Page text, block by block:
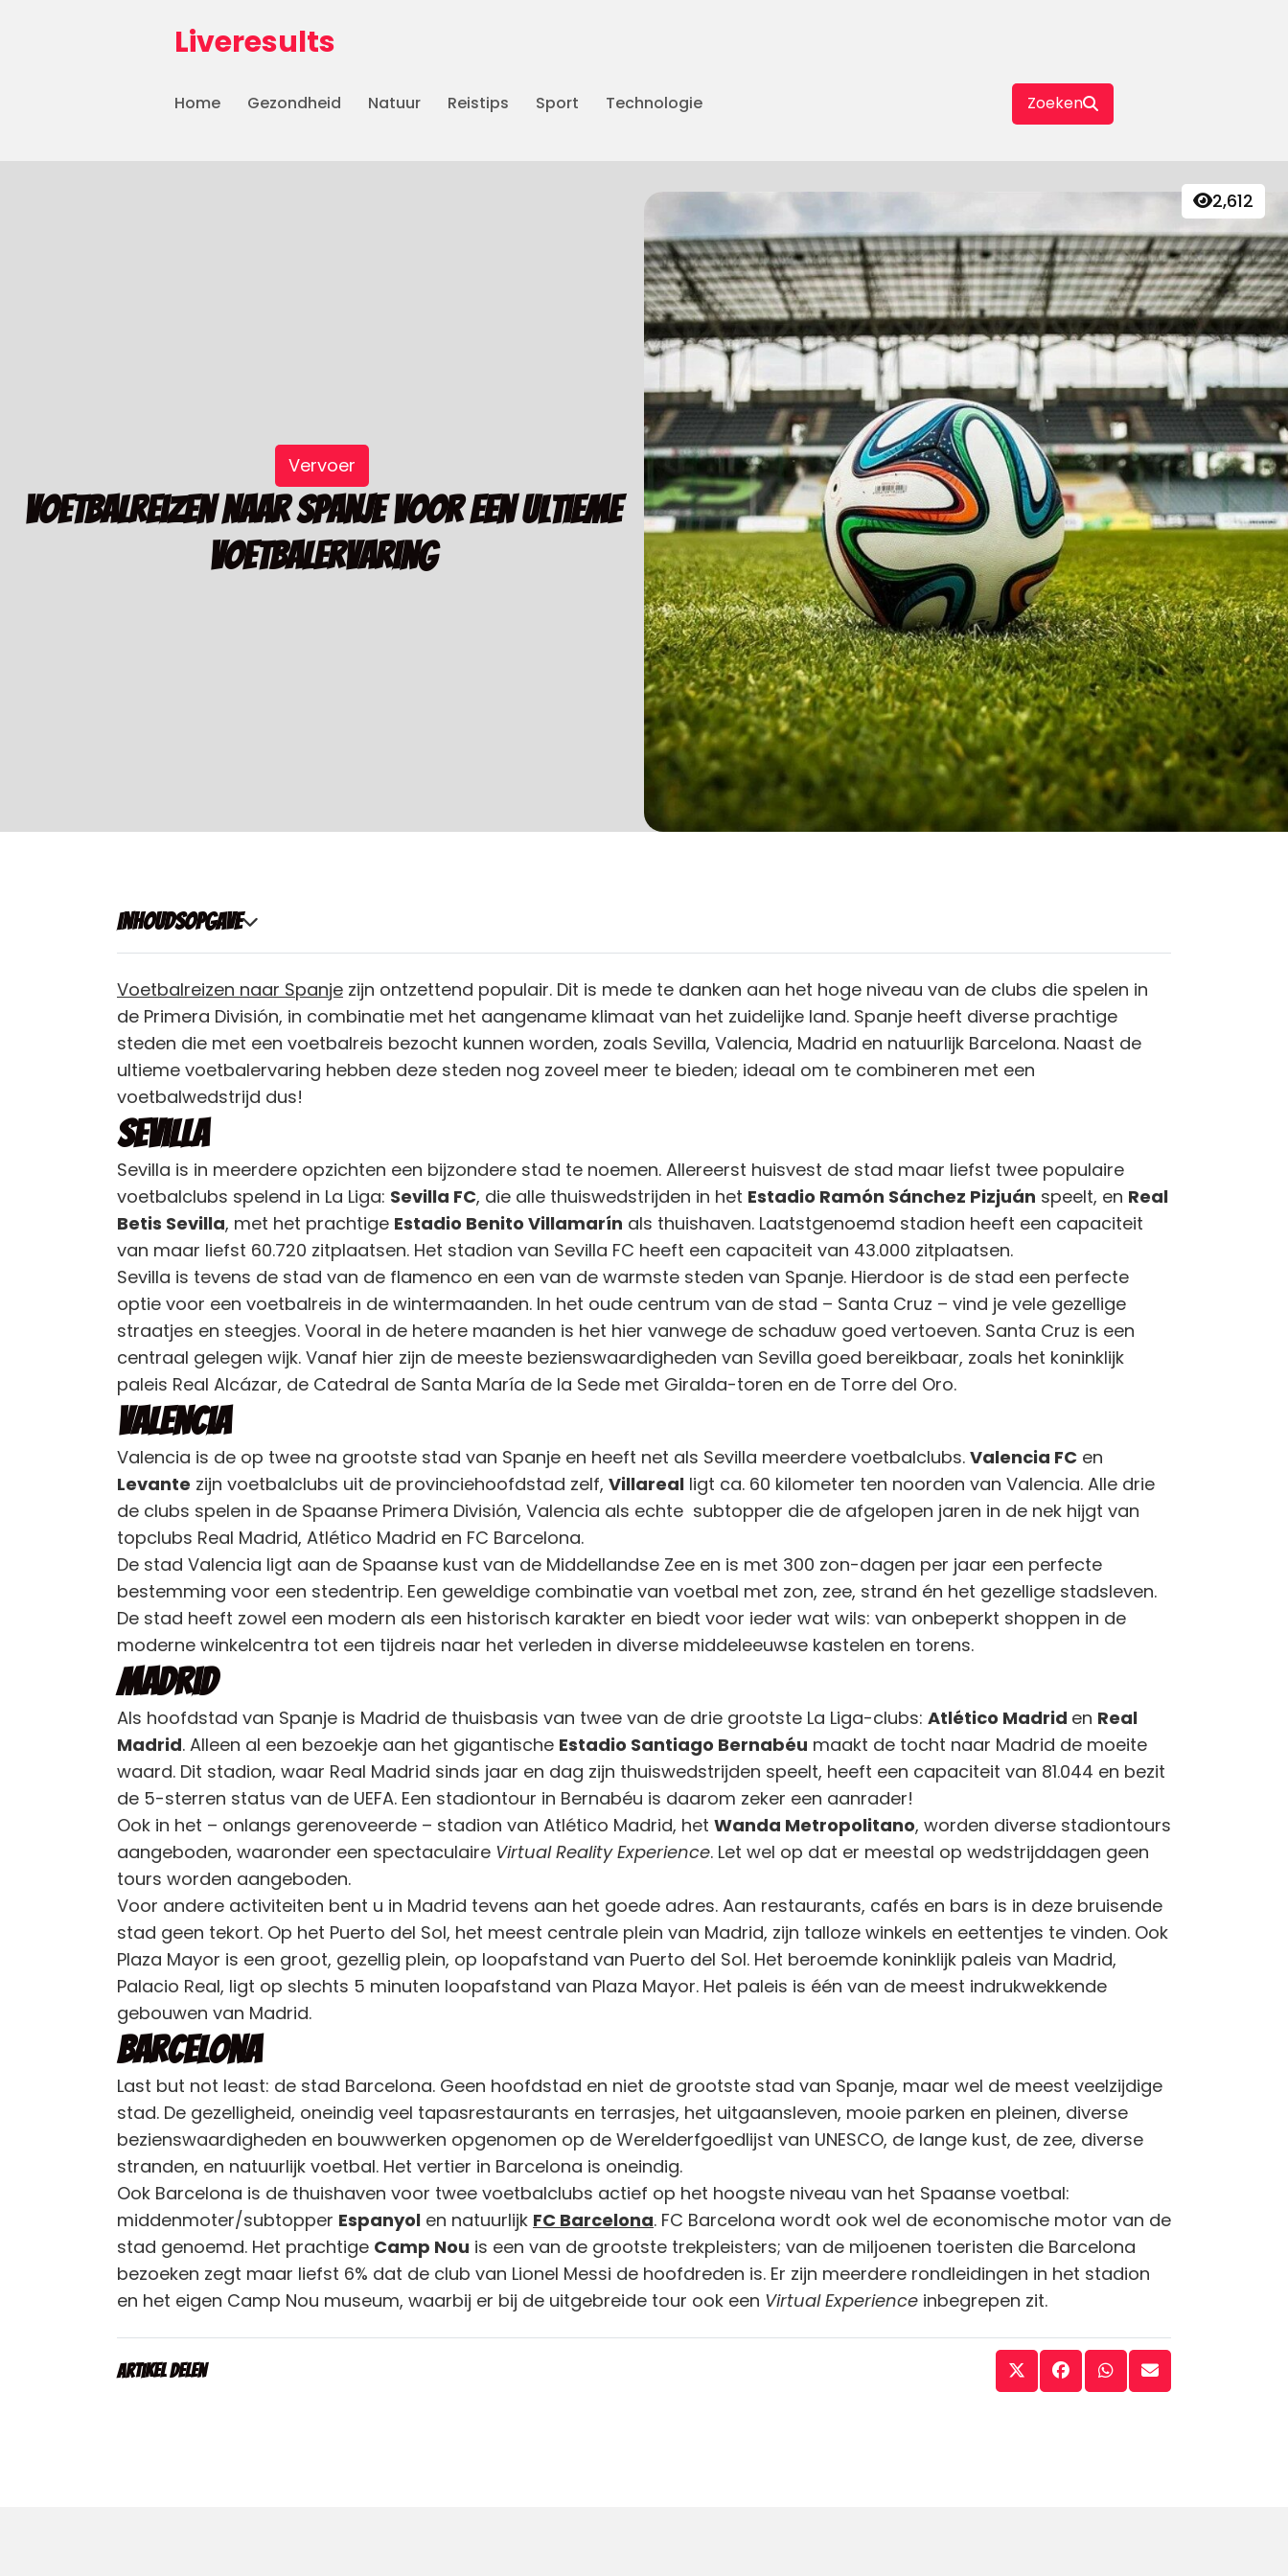
Liveresults
Home Gezondheid Natuur Reistips Sport Technologie Zoeken
2,612
Vervoer
Voetbalreizen naar Spanje voor een ultieme
voetbalervaring
Inhoudsopgave
Voetbalreizen naar Spanje zijn ontzettend populair. Dit is mede te danken aan het hoge niveau van de clubs die spelen in
de Primera División, in combinatie met het aangename klimaat van het zuidelijke land. Spanje heeft diverse prachtige
steden die met een voetbalreis bezocht kunnen worden, zoals Sevilla, Valencia, Madrid en natuurlijk Barcelona. Naast de
ultieme voetbalervaring hebben deze steden nog zoveel meer te bieden; ideaal om te combineren met een
voetbalwedstrijd dus!
Sevilla
Sevilla is in meerdere opzichten een bijzondere stad te noemen. Allereerst huisvest de stad maar liefst twee populaire
voetbalclubs spelend in La Liga: Sevilla FC, die alle thuiswedstrijden in het Estadio Ramón Sánchez Pizjuán speelt, en Real
Betis Sevilla, met het prachtige Estadio Benito Villamarín als thuishaven. Laatstgenoemd stadion heeft een capaciteit
van maar liefst 60.720 zitplaatsen. Het stadion van Sevilla FC heeft een capaciteit van 43.000 zitplaatsen.
Sevilla is tevens de stad van de flamenco en een van de warmste steden van Spanje. Hierdoor is de stad een perfecte
optie voor een voetbalreis in de wintermaanden. In het oude centrum van de stad – Santa Cruz – vind je vele gezellige
straatjes en steegjes. Vooral in de hetere maanden is het hier vanwege de schaduw goed vertoeven. Santa Cruz is een
centraal gelegen wijk. Vanaf hier zijn de meeste bezienswaardigheden van Sevilla goed bereikbaar, zoals het koninklijk
paleis Real Alcázar, de Catedral de Santa María de la Sede met Giralda-toren en de Torre del Oro.
Valencia
Valencia is de op twee na grootste stad van Spanje en heeft net als Sevilla meerdere voetbalclubs. Valencia FC en
Levante zijn voetbalclubs uit de provinciehoofdstad zelf, Villareal ligt ca. 60 kilometer ten noorden van Valencia. Alle drie
de clubs spelen in de Spaanse Primera División, Valencia als echte subtopper die de afgelopen jaren in de nek hijgt van
topclubs Real Madrid, Atlético Madrid en FC Barcelona.
De stad Valencia ligt aan de Spaanse kust van de Middellandse Zee en is met 300 zon-dagen per jaar een perfecte
bestemming voor een stedentrip. Een geweldige combinatie van voetbal met zon, zee, strand én het gezellige stadsleven.
De stad heeft zowel een modern als een historisch karakter en biedt voor ieder wat wils: van onbeperkt shoppen in de
moderne winkelcentra tot een tijdreis naar het verleden in diverse middeleeuwse kastelen en torens.
Madrid
Als hoofdstad van Spanje is Madrid de thuisbasis van twee van de drie grootste La Liga-clubs: Atlético Madrid en Real
Madrid. Alleen al een bezoekje aan het gigantische Estadio Santiago Bernabéu maakt de tocht naar Madrid de moeite
waard. Dit stadion, waar Real Madrid sinds jaar en dag zijn thuiswedstrijden speelt, heeft een capaciteit van 81.044 en bezit
de 5-sterren status van de UEFA. Een stadiontour in Bernabéu is daarom zeker een aanrader!
Ook in het – onlangs gerenoveerde – stadion van Atlético Madrid, het Wanda Metropolitano, worden diverse stadiontours
aangeboden, waaronder een spectaculaire Virtual Reality Experience. Let wel op dat er meestal op wedstrijddagen geen
tours worden aangeboden.
Voor andere activiteiten bent u in Madrid tevens aan het goede adres. Aan restaurants, cafés en bars is in deze bruisende
stad geen tekort. Op het Puerto del Sol, het meest centrale plein van Madrid, zijn talloze winkels en eettentjes te vinden. Ook
Plaza Mayor is een groot, gezellig plein, op loopafstand van Puerto del Sol. Het beroemde koninklijk paleis van Madrid,
Palacio Real, ligt op slechts 5 minuten loopafstand van Plaza Mayor. Het paleis is één van de meest indrukwekkende
gebouwen van Madrid.
Barcelona
Last but not least: de stad Barcelona. Geen hoofdstad en niet de grootste stad van Spanje, maar wel de meest veelzijdige
stad. De gezelligheid, oneindig veel tapasrestaurants en terrasjes, het uitgaansleven, mooie parken en pleinen, diverse
bezienswaardigheden en bouwwerken opgenomen op de Werelderfgoedlijst van UNESCO, de lange kust, de zee, diverse
stranden, en natuurlijk voetbal. Het vertier in Barcelona is oneindig.
Ook Barcelona is de thuishaven voor twee voetbalclubs actief op het hoogste niveau van het Spaanse voetbal:
middenmoter/subtopper Espanyol en natuurlijk FC Barcelona. FC Barcelona wordt ook wel de economische motor van de
stad genoemd. Het prachtige Camp Nou is een van de grootste trekpleisters; van de miljoenen toeristen die Barcelona
bezoeken zegt maar liefst 6% dat de club van Lionel Messi de hoofdreden is. Er zijn meerdere rondleidingen in het stadion
en het eigen Camp Nou museum, waarbij er bij de uitgebreide tour ook een Virtual Experience inbegrepen zit.
Artikel delen